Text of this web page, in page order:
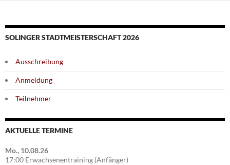
SOLINGER STADTMEISTERSCHAFT 2026
Ausschreibung
Anmeldung
Teilnehmer
AKTUELLE TERMINE
Mo., 10.08.26
17:00 Erwachsenentraining (Anfänger)